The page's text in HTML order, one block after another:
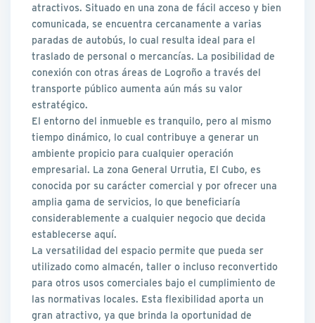
atractivos. Situado en una zona de fácil acceso y bien
comunicada, se encuentra cercanamente a varias
paradas de autobús, lo cual resulta ideal para el
traslado de personal o mercancías. La posibilidad de
conexión con otras áreas de Logroño a través del
transporte público aumenta aún más su valor
estratégico.
El entorno del inmueble es tranquilo, pero al mismo
tiempo dinámico, lo cual contribuye a generar un
ambiente propicio para cualquier operación
empresarial. La zona General Urrutia, El Cubo, es
conocida por su carácter comercial y por ofrecer una
amplia gama de servicios, lo que beneficiaría
considerablemente a cualquier negocio que decida
establecerse aquí.
La versatilidad del espacio permite que pueda ser
utilizado como almacén, taller o incluso reconvertido
para otros usos comerciales bajo el cumplimiento de
las normativas locales. Esta flexibilidad aporta un
gran atractivo, ya que brinda la oportunidad de